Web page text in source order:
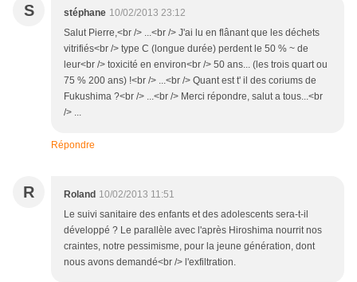
S stéphane 10/02/2013 23:12
Salut Pierre,<br /> ...<br /> J'ai lu en flânant que les déchets
vitrifiés<br /> type C (longue durée) perdent le 50 % ~ de
leur<br /> toxicité en environ<br /> 50 ans... (les trois quart ou
75 % 200 ans) !<br /> ...<br /> Quant est t' il des coriums de
Fukushima ?<br /> ...<br /> Merci répondre, salut a tous...<br
/> ...
Répondre
R Roland 10/02/2013 11:51
Le suivi sanitaire des enfants et des adolescents sera-t-il
développé ? Le parallèle avec l'après Hiroshima nourrit nos
craintes, notre pessimisme, pour la jeune génération, dont
nous avons demandé<br /> l'exfiltration.